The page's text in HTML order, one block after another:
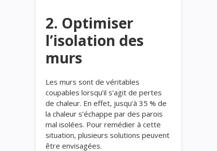
2. Optimiser
l’isolation des
murs
Les murs sont de véritables
coupables lorsqu’il s’agit de pertes
de chaleur. En effet, jusqu’à 35 % de
la chaleur s’échappe par des parois
mal isolées. Pour remédier à cette
situation, plusieurs solutions peuvent
être envisagées.